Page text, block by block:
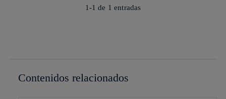
1-1 de 1 entradas
Contenidos relacionados